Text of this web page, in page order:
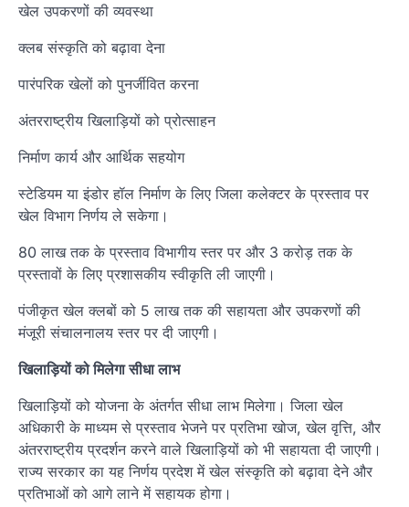
खेल उपकरणों की व्यवस्था
क्लब संस्कृति को बढ़ावा देना
पारंपरिक खेलों को पुनर्जीवित करना
अंतरराष्ट्रीय खिलाड़ियों को प्रोत्साहन
निर्माण कार्य और आर्थिक सहयोग
स्टेडियम या इंडोर हॉल निर्माण के लिए जिला कलेक्टर के प्रस्ताव पर
खेल विभाग निर्णय ले सकेगा।
80 लाख तक के प्रस्ताव विभागीय स्तर पर और 3 करोड़ तक के
प्रस्तावों के लिए प्रशासकीय स्वीकृति ली जाएगी।
पंजीकृत खेल क्लबों को 5 लाख तक की सहायता और उपकरणों की
मंजूरी संचालनालय स्तर पर दी जाएगी।
खिलाड़ियों को मिलेगा सीधा लाभ
खिलाड़ियों को योजना के अंतर्गत सीधा लाभ मिलेगा। जिला खेल
अधिकारी के माध्यम से प्रस्ताव भेजने पर प्रतिभा खोज, खेल वृत्ति, और
अंतरराष्ट्रीय प्रदर्शन करने वाले खिलाड़ियों को भी सहायता दी जाएगी।
राज्य सरकार का यह निर्णय प्रदेश में खेल संस्कृति को बढ़ावा देने और
प्रतिभाओं को आगे लाने में सहायक होगा।